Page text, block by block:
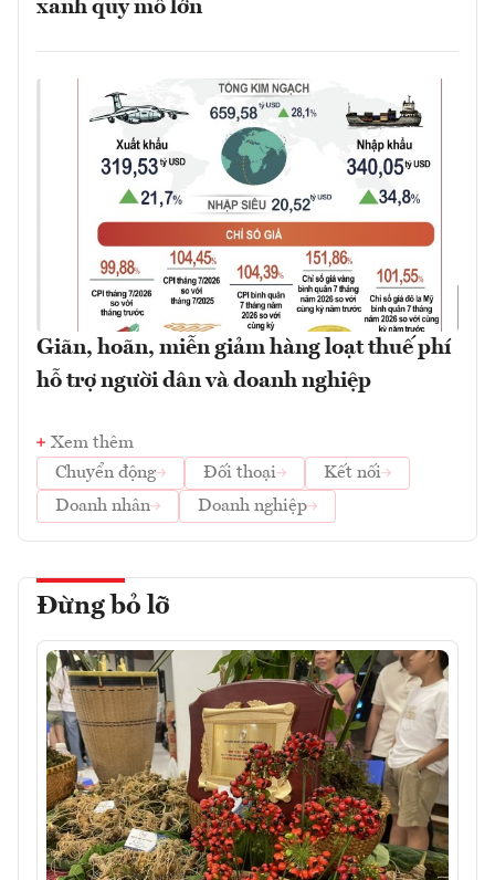
xanh quy mô lớn
Giãn, hoãn, miễn giảm hàng loạt thuế phí
hỗ trợ người dân và doanh nghiệp
Xem thêm
Chuyển động
Đối thoại
Kết nối
Doanh nhân
Doanh nghiệp
Đừng bỏ lỡ